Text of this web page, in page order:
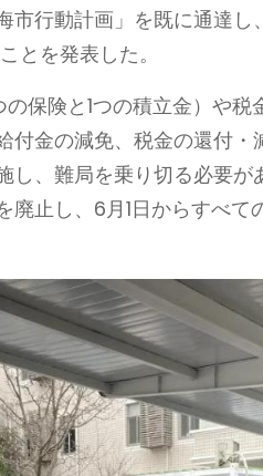
市行動計画」を既に通達
とを発表した。
保険と1つの積立金）や
付金の減免、税金の還付
し、難局を乗り切る必要
廃止し、6月1日からすべ